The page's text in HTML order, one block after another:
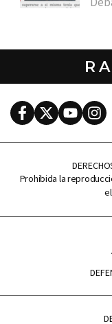
FacebookTwitterYoutube
Prohibida la